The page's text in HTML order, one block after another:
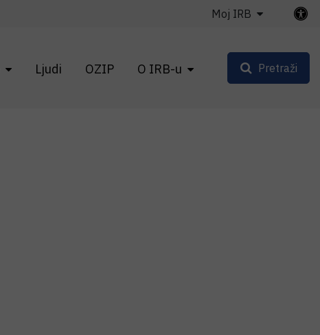
Ljudi OZIP O IRB-u
Moj IRB
Pretraži